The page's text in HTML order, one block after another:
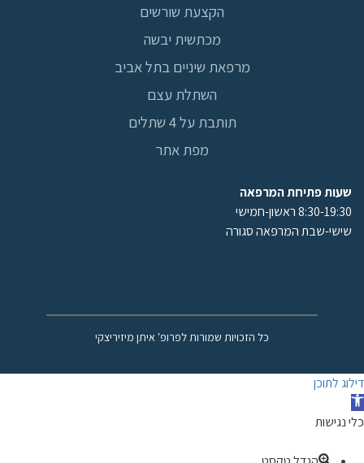
הקצעת שורשים
מכתשית יבשה
מרפאת שיניים בתל אביב
השתלת עצם
תותבת על 4 שתלים
מפת אתר
שעות פתיחת המרפאה
8:30-19:30 ראשון-חמישי
שישי-שבת המרפאה סגורה
כל הזכויות שמורות לפרופ' איתן מיזיריצקי
דילוג לתוכן
פתח
סרגל
כלי נגישות